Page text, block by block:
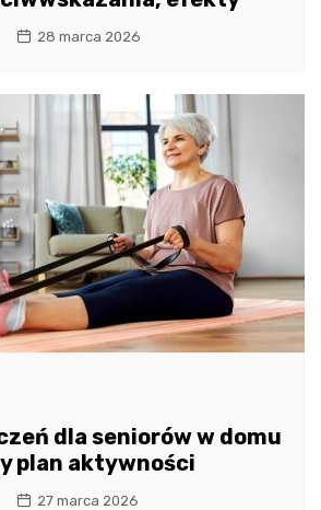
28 marca 2026
dla seniorów w domu
plan aktywności
27 marca 2026